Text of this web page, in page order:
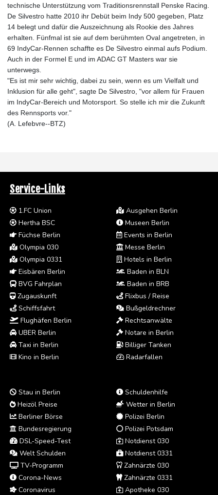
technische Unterstützung vom Traditionsrennstall Penske Racing.
De Silvestro hatte 2010 ihr Debüt beim Indy 500 gegeben, Platz
14 belegt und dafür die Auszeichnung als Rookie des Jahres
erhalten. Fünfmal ist sie auf dem berühmten Oval angetreten, in
69 IndyCar-Rennen schaffte es De Silvestro einmal aufs Podium.
Auch in der Formel E und im ADAC GT Masters war sie
unterwegs.
"Es ist mir sehr wichtig, dabei zu sein, wenn es um Vielfalt und
Inklusion für alle geht", sagte De Silvestro, "vor allem für Frauen
im IndyCar-Bereich und Motorsport. So stelle ich mir die Zukunft
des Rennsports vor."
(A. Lefebvre--BTZ)
Service-Links
1.FC Union
Hertha BSC
Füchse Berlin
Olympia 030
Olympia 0331
Eisbären Berlin
BVG Fahrplan
Zugauskunft
Schiffsfahrt
Flughäfen Berlin
UBER Berlin
Taxi in Berlin
Kino in Berlin
Ausgehen Berlin
Museen Berlin
Events in Berlin
Messe Berlin
Hotels in Berlin
Baden in BLN
Baden in BRB
Flixbus / Reise
Bußgeldrechner
Rechtsanwälte
Notare in Berlin
Billiger Tanken
Radarfallen
Stau in Berlin
Heizöl Preise
Berliner Börse
Bundesregierung
DSL-Speed-Test
Welt Schulden
TV-Programm
Corona-News
Coronavirus
Schuldenhilfe
Wetter in Berlin
Polizei Berlin
Polizei Potsdam
Notdienst 030
Notdienst 0331
Zahnärzte 030
Zahnärzte 0331
Apotheke 030